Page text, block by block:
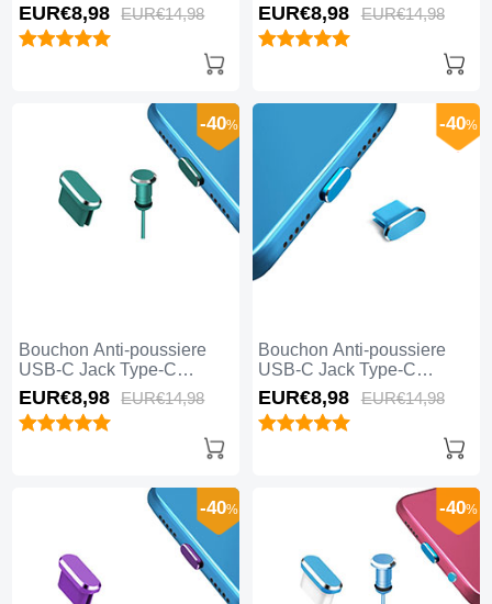
Universel H17 Bleu
EUR€8,98 EUR€14,98
Universel H16 Or
EUR€8,98 EUR€14,98
Bouchon Anti-poussiere
USB-C Jack Type-C
Universel H15 Vert
-40%
EUR€8,98 EUR€14,98
Bouchon Anti-poussiere
USB-C Jack Type-C
Universel H14 Bleu
-40%
EUR€8,98 EUR€14,98
-40% -40%